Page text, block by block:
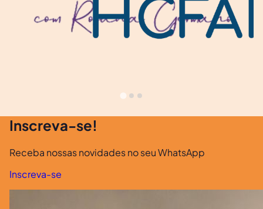
Inscreva-se!
Receba nossas novidades no seu WhatsApp
Inscreva-se